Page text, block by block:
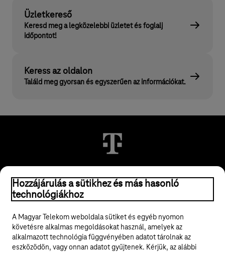
Üzletkereső
Keresd meg a legközelebbi üzletet és foglalj
időpontot!
Keress az oldalon
Találd meg gyorsan és egyszerűen az információkat.
© 2026 Magyar Telekom Nyrt.
ÁSZF
Hozzájárulás a sütikhez és más hasonló
technológiákhoz
A Magyar Telekom weboldala sütiket és egyéb nyomon
követésre alkalmas megoldásokat használ, amelyek az
alkalmazott technológia függvényében adatot tárolnak az
eszközödön, vagy onnan adatot gyűjtenek. Kérjük, az alábbi